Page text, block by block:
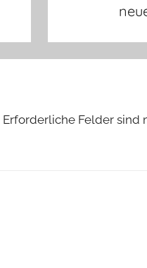
Erforderliche Felder sind